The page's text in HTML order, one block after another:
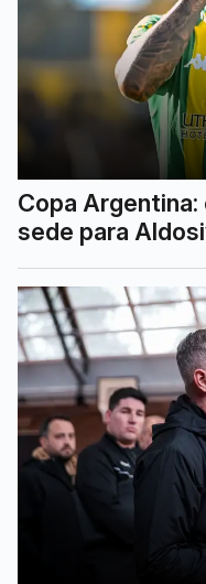
Copa
sede para